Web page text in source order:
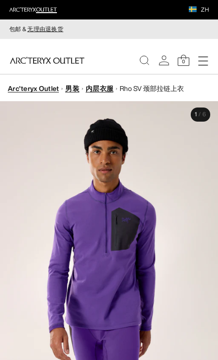
ZH
包邮 &无理由退换货
0
女装
Arc'teryx Outlet 男装 内层衣服 Rho SV 颈部拉链上衣
1 / 6